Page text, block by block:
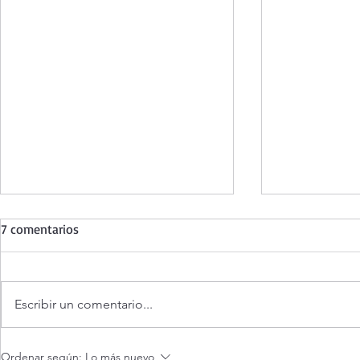
Evangelio de hoy Sábado 8
7 comentarios
Escribir un comentario...
Ordenar según: Lo más nuevo